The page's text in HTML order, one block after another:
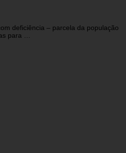
deficiência – parcela da população
para …